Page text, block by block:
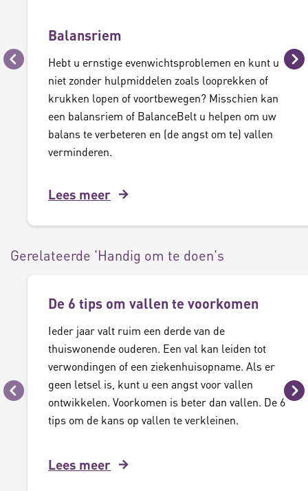
Vorige
Balansriem
Hebt u ernstige evenwichtsproblemen en kunt u
niet zonder hulpmiddelen zoals looprekken of
krukken lopen of voortbewegen? Misschien kan
een balansriem of BalanceBelt u helpen om uw
balans te verbeteren en (de angst om te) vallen
verminderen.
Lees meer
Gerelateerde 'Handig om te doen's
Vorige
De 6 tips om vallen te voorkomen
Ieder jaar valt ruim een derde van de
thuiswonende ouderen. Een val kan leiden tot
verwondingen of een ziekenhuisopname. Als er
geen letsel is, kunt u een angst voor vallen
ontwikkelen. Voorkomen is beter dan vallen. De 6
tips om de kans op vallen te verkleinen.
Lees meer